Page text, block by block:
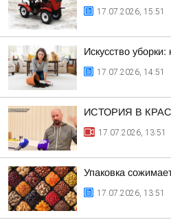
17.07.2026, 15:51
Искусство
17.07.2026, 14:51
ИСТОРИЯ В
17.07.2026, 13:51
Упаковка
17.07.2026, 13:51